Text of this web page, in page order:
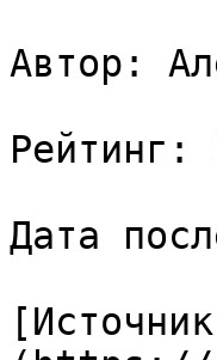
Автор:
Рейтинг:
Дата